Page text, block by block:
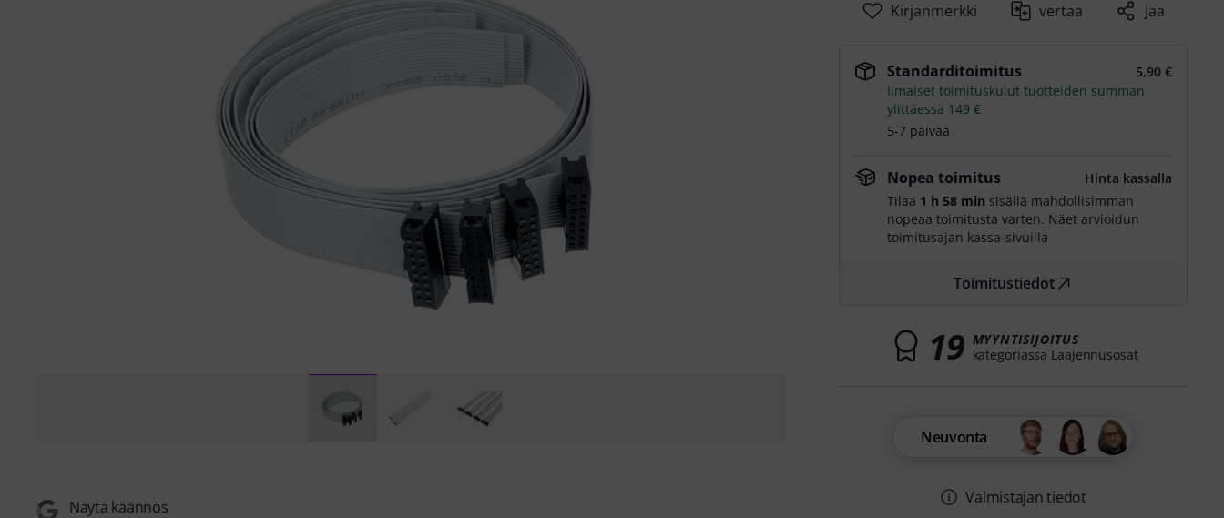
Näytä käännös
Kirjanmerkki vertaa Jaa
Standarditoimitus
5,90 €
Ilmaiset toimituskulut tuotteiden summan
ylittäessä 149 €
5-7 päivää
Nopea toimitus
Hinta kassalla
Tilaa 1 h 58 min sisällä mahdollisimman
nopeaa toimitusta varten. Näet arvioidun
toimitusajan kassa-sivuilla
Toimitustiedot
19 MYYNTISIJOITUS
kategoriassa Laajennusosat
Neuvonta
Valmistajan tiedot